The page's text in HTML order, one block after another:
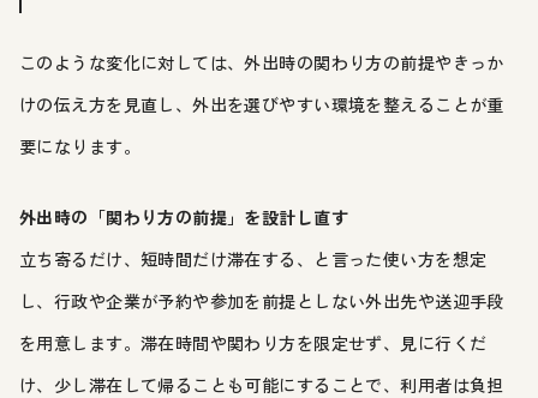
このような変化に対しては、外出時の関わり方の前提やきっか
けの伝え方を見直し、外出を選びやすい環境を整えることが重
要になります。
外出時の「関わり方の前提」を設計し直す
立ち寄るだけ、短時間だけ滞在する、と言った使い方を想定
し、行政や企業が予約や参加を前提としない外出先や送迎手段
を用意します。滞在時間や関わり方を限定せず、見に行くだ
け、少し滞在して帰ることも可能にすることで、利用者は負担